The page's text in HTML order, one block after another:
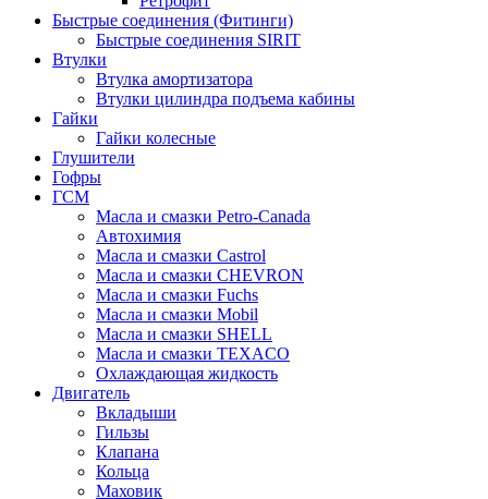
Быстрые соединения (Фитинги)
Быстрые соединения SIRIT
Втулки
Втулка амортизатора
Втулки цилиндра подъема кабины
Гайки
Гайки колесные
Глушители
Гофры
ГСМ
Масла и смазки Petro-Canada
Автохимия
Масла и смазки Castrol
Масла и смазки CHEVRON
Масла и смазки Fuchs
Масла и смазки Mobil
Масла и смазки SHELL
Масла и смазки TEXACO
Охлаждающая жидкость
Двигатель
Вкладыши
Гильзы
Клапана
Кольца
Маховик